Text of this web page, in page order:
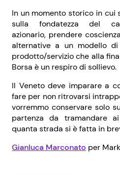
In un momento storico in cui
sulla fondatezza del
azionario, prendere
alternative a un modello
prodotto/servizio che alla
Borsa è un respiro di sollievo.
Il Veneto deve imparare a
fare per non ritrovarsi
vorremmo conservare solo
partenza da tramandare
quanta strada si è fatta in
Gianluca Marconato per